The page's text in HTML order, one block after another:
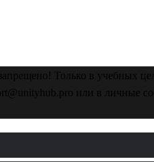
Только в учебных
или в личные